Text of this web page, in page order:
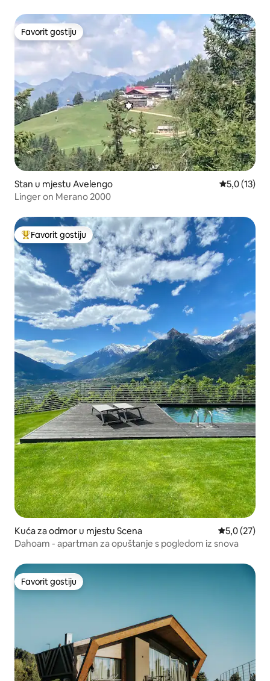
Favorit gostiju
Favorit gostiju
Stan u mjestu Avelengo prosječna
5,0 (13)
Linger on Merano 2000
Glavni favorit gostiju
Favorit gostiju
Kuća za odmor u mjestu Scena prosječna
5,0 (27)
Dahoam - apartman za opuštanje s pogledom iz snova
Favorit gostiju
Favorit gostiju